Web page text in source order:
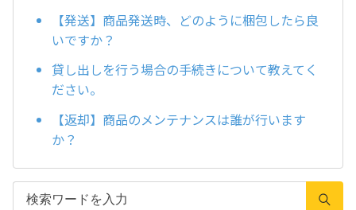
【発送】商品発送時、どのように梱包したら良
いですか？
貸し出しを行う場合の手続きについて教えてく
ださい。
【返却】商品のメンテナンスは誰が行います
か？